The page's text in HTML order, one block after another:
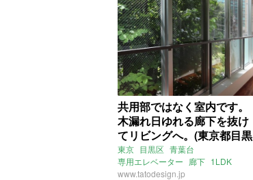
共用部ではなく室内です。
木漏れ日ゆれる廊下を抜け
てリビングへ。(東京都目黒
区60㎡の賃貸物件)
東京 目黒区 青葉台
専用エレベーター 廊下 1LDK
賃貸 賃貸
www.tatodesign.jp